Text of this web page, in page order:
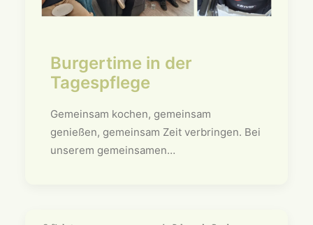
Burgertime in der
Tagespflege
Gemeinsam kochen, gemeinsam
genießen, gemeinsam Zeit verbringen. Bei
unserem gemeinsamen…